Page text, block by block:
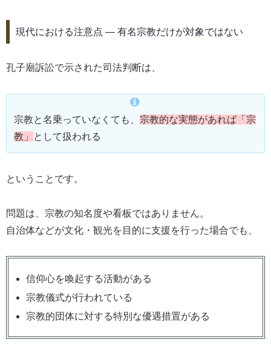
現代における注意点 ― 有名宗教だけが対象ではない
孔子廟訴訟で示された司法判断は、
宗教と名乗っていなくても、 宗教的な実態があれば「宗
教」
として扱われる
ということです。
問題は、宗教の知名度や看板ではありません。
自治体などが文化・観光を目的に支援を行った場合でも、
信仰心を喚起する活動がある
宗教儀式が行われている
宗教的団体に対する特別な優遇措置がある